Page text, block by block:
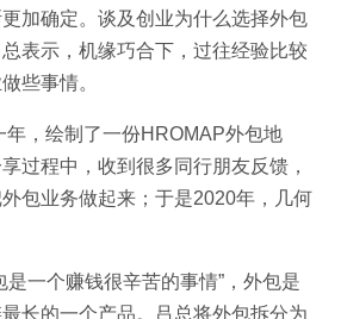
加确定。谈及创业为什么选择外包
表示，机缘巧合下，过往经验比较
些事情。
年，绘制了一份HROMAP外包地
过程中，收到很多同行朋友反馈，
包业务做起来；于是2020年，几何
是一个赚钱很辛苦的事情”，外包是
长的一个产品。吕总将外包拆分为